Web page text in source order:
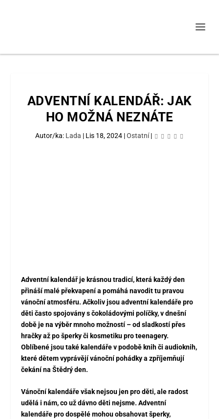
ADVENTNÍ KALENDÁŘ: JAK
HO MOŽNÁ NEZNÁTE
Autor/ka: Lada | Lis 18, 2024 |Ostatní|
Adventní kalendář je krásnou tradicí, která každý den
přináší malé překvapení a pomáhá navodit tu pravou
vánoční atmosféru. Ačkoliv jsou adventní kalendáře pro
děti často spojovány s čokoládovými políčky, v dnešní
době je na výběr mnoho možností – od sladkostí přes
hračky až po šperky či kosmetiku pro teenagery.
Oblíbené jsou také kalendáře v podobě knih či audioknih,
které dětem vyprávějí vánoční pohádky a zpříjemňují
čekání na Štědrý den.
Vánoční kalendáře však nejsou jen pro děti, ale radost
udělá i nám, co už dávno děti nejsme. Adventní
kalendáře pro dospělé mohou obsahovat šperky,